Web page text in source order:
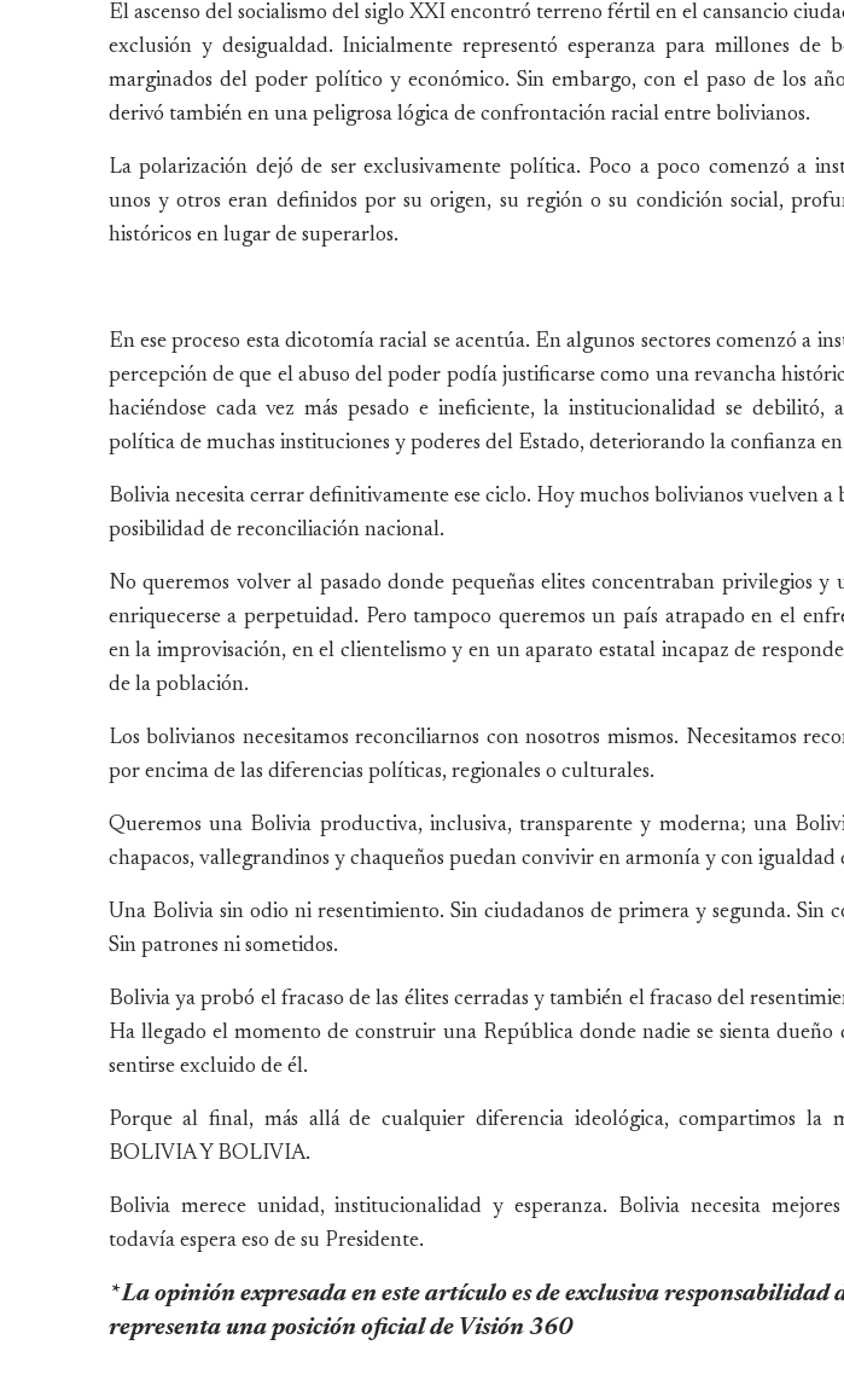
El ascenso del socialismo del siglo XXI encontró terreno fértil en el cansancio
exclusión y desigualdad. Inicialmente representó esperanza para millones de
marginados del poder político y económico. Sin embargo, con el paso de los
derivó también en una peligrosa lógica de confrontación racial entre bolivianos.
La polarización dejó de ser exclusivamente política. Poco a poco comenzó a
unos y otros eran definidos por su origen, su región o su condición social,
históricos en lugar de superarlos.
En ese proceso esta dicotomía racial se acentúa. En algunos sectores comenzó a
percepción de que el abuso del poder podía justificarse como una revancha
haciéndose cada vez más pesado e ineficiente, la institucionalidad se debilitó,
política de muchas instituciones y poderes del Estado, deteriorando la confianza
Bolivia necesita cerrar definitivamente ese ciclo. Hoy muchos bolivianos vuelven a
posibilidad de reconciliación nacional.
No queremos volver al pasado donde pequeñas elites concentraban privilegios y
enriquecerse a perpetuidad. Pero tampoco queremos un país atrapado en el
en la improvisación, en el clientelismo y en un aparato estatal incapaz de
de la población.
Los bolivianos necesitamos reconciliarnos con nosotros mismos. Necesitamos
por encima de las diferencias políticas, regionales o culturales.
Queremos una Bolivia productiva, inclusiva, transparente y moderna; una
chapacos, vallegrandinos y chaqueños puedan convivir en armonía y con igualdad
Una Bolivia sin odio ni resentimiento. Sin ciudadanos de primera y segunda. Sin
Sin patrones ni sometidos.
Bolivia ya probó el fracaso de las élites cerradas y también el fracaso del
Ha llegado el momento de construir una República donde nadie se sienta dueño
sentirse excluido de él.
Porque al final, más allá de cualquier diferencia ideológica, compartimos la
BOLIVIA Y BOLIVIA.
Bolivia merece unidad, institucionalidad y esperanza. Bolivia necesita
todavía espera eso de su Presidente.
* La opinión expresada en este artículo es de exclusiva responsabilidad
representa una posición oficial de Visión 360